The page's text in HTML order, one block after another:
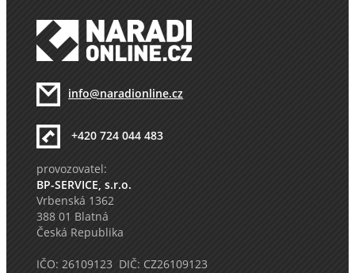
info@naradionline.cz
+420 724 044 483
provozovatel:
BP-SERVICE, s.r.o.
Vrbenská 1362
388 01 Blatná
Česká Republika
IČO: 26109123 DIČ: CZ26109123